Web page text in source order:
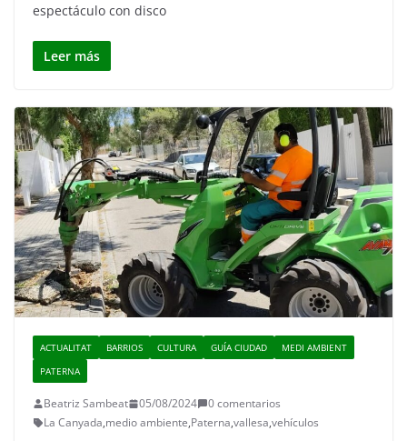
espectáculo con disco
Leer más
ACTUALITAT BARRIOS CULTURA GUÍA CIUDAD
MEDI AMBIENT
PATERNA
Beatriz Sambeat 05/08/2024
0 comentarios
La Canyada,medio ambiente,Paterna,vallesa,vehículos